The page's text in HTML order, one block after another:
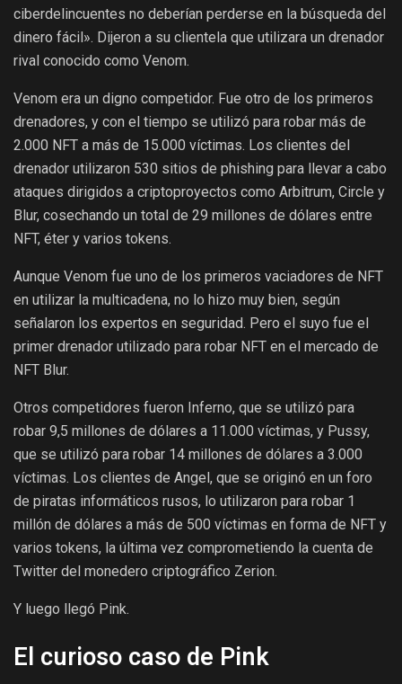
ciberdelincuentes no deberían perderse en la búsqueda del
dinero fácil». Dijeron a su clientela que utilizara un drenador
rival conocido como Venom.
Venom era un digno competidor. Fue otro de los primeros
drenadores, y con el tiempo se utilizó para robar más de
2.000 NFT a más de 15.000 víctimas. Los clientes del
drenador utilizaron 530 sitios de phishing para llevar a cabo
ataques dirigidos a criptoproyectos como Arbitrum, Circle y
Blur, cosechando un total de 29 millones de dólares entre
NFT, éter y varios tokens.
Aunque Venom fue uno de los primeros vaciadores de NFT
en utilizar la multicadena, no lo hizo muy bien, según
señalaron los expertos en seguridad. Pero el suyo fue el
primer drenador utilizado para robar NFT en el mercado de
NFT Blur.
Otros competidores fueron Inferno, que se utilizó para
robar 9,5 millones de dólares a 11.000 víctimas, y Pussy,
que se utilizó para robar 14 millones de dólares a 3.000
víctimas. Los clientes de Angel, que se originó en un foro
de piratas informáticos rusos, lo utilizaron para robar 1
millón de dólares a más de 500 víctimas en forma de NFT y
varios tokens, la última vez comprometiendo la cuenta de
Twitter del monedero criptográfico Zerion.
Y luego llegó Pink.
El curioso caso de Pink